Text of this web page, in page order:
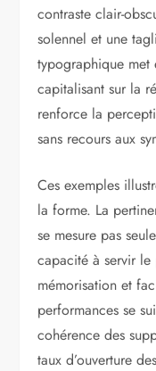
contraste clair-
solennel et une
typographique met
capitalisant sur la
renforce la
sans recours aux
Ces exemples
la forme. La
se mesure pas
capacité à servir
mémorisation et
performances se
cohérence des
taux d’ouverture